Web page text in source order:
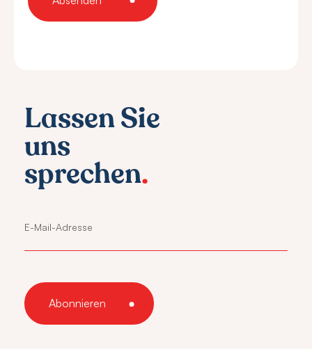
Lassen Sie
uns
sprechen.